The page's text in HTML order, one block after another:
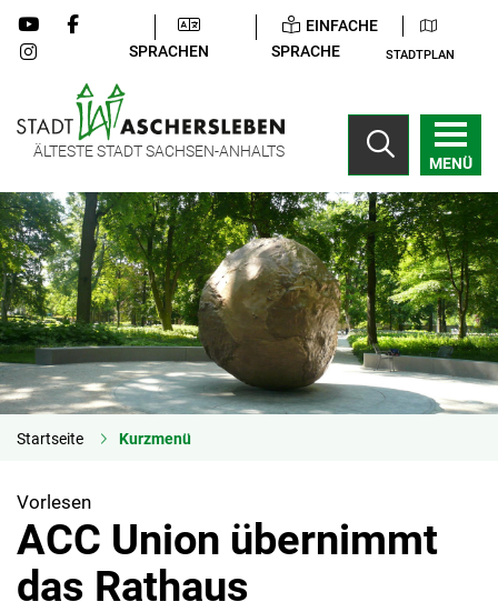
SPRACHEN
EINFACHE
SPRACHE
STADTPLAN
ÄLTESTE STADT SACHSEN-ANHALTS
MENÜ
Startseite Kurzmenü
Vorlesen
ACC Union übernimmt
das Rathaus